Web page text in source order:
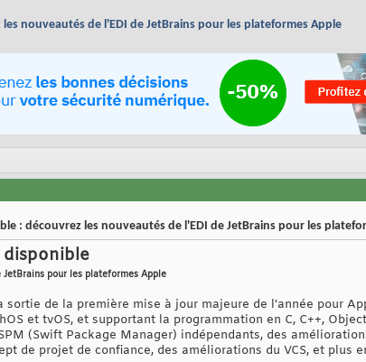
nouveautés de l'EDI de JetBrains pour les plateformes Apple
: découvrez les nouveautés de l'EDI de JetBrains pour les
disponible
pour les plateformes Apple
sortie de la première mise à jour majeure de l'année pour
et tvOS, et supportant la programmation en C, C++,
(Swift Package Manager) indépendants, des
de projet de confiance, des améliorations du VCS, et plus